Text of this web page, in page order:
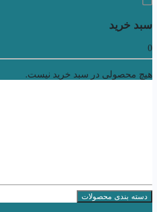
سبد خرید
0
هیچ محصولی در سبد خرید نیست.
دسته بندی محصولات